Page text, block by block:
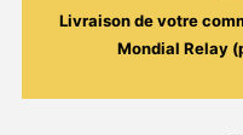
Coin
Savouréa
Livraison de votre
Mondial Relay